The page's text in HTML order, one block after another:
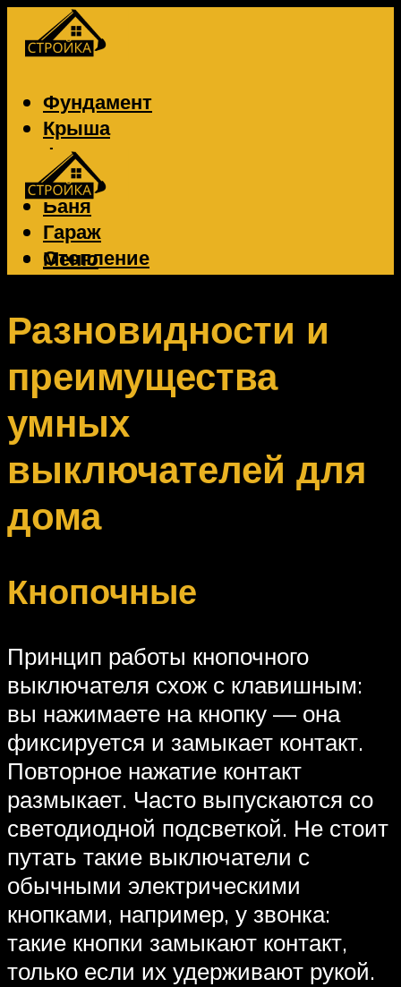
Фундамент
Крыша
Фасад
Забор
Баня
Гараж
Отопление
Вентиляция
Меню
Меню
Разновидности и
преимущества
умных
выключателей для
дома
Кнопочные
Принцип работы кнопочного
выключателя схож с клавишным:
вы нажимаете на кнопку — она
фиксируется и замыкает контакт.
Повторное нажатие контакт
размыкает. Часто выпускаются со
светодиодной подсветкой. Не стоит
путать такие выключатели с
обычными электрическими
кнопками, например, у звонка:
такие кнопки замыкают контакт,
только если их удерживают рукой.